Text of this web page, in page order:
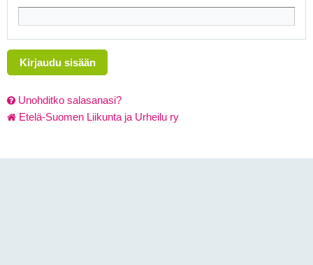
Kirjaudu sisään
Unohditko salasanasi?
Etelä-Suomen Liikunta ja Urheilu ry